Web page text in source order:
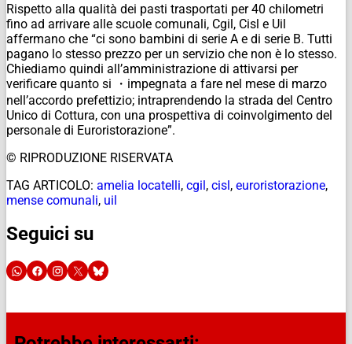
Rispetto alla qualità dei pasti trasportati per 40 chilometri
fino ad arrivare alle scuole comunali, Cgil, Cisl e Uil
affermano che “ci sono bambini di serie A e di serie B. Tutti
pagano lo stesso prezzo per un servizio che non è lo stesso.
Chiediamo quindi all’amministrazione di attivarsi per
verificare quanto si ・impegnata a fare nel mese di marzo
nell’accordo prefettizio; intraprendendo la strada del Centro
Unico di Cottura, con una prospettiva di coinvolgimento del
personale di Euroristorazione”.
© RIPRODUZIONE RISERVATA
TAG ARTICOLO: amelia locatelli, cgil, cisl, euroristorazione,
mense comunali, uil
Seguici su